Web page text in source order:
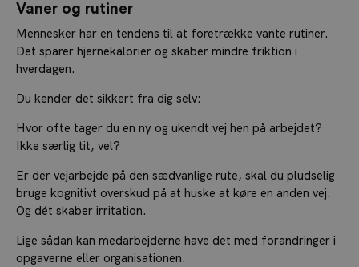
Vaner og rutiner
Mennesker har en tendens til at foretrække vante rutiner.
Det sparer hjernekalorier og skaber mindre friktion i
hverdagen.
Du kender det sikkert fra dig selv:
Hvor ofte tager du en ny og ukendt vej hen på arbejdet?
Ikke særlig tit, vel?
Er der vejarbejde på den sædvanlige rute, skal du pludselig
bruge kognitivt overskud på at huske at køre en anden vej.
Og dét skaber irritation.
Lige sådan kan medarbejderne have det med forandringer i
opgaverne eller organisationen.